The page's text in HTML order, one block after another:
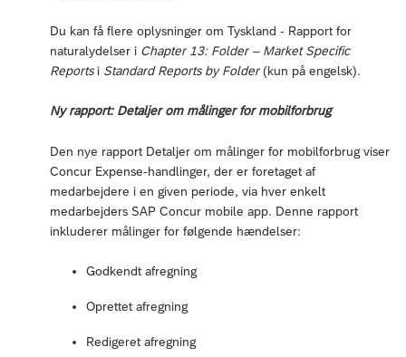
Du kan få flere oplysninger om Tyskland - Rapport for
naturalydelser i Chapter 13: Folder – Market Specific
Reportsi Standard Reports by Folder(kun på engelsk).
Ny rapport: Detaljer om målinger for mobilforbrug
Den nye rapport Detaljer om målinger for mobilforbrug viser
Concur Expense-handlinger, der er foretaget af
medarbejdere i en given periode, via hver enkelt
medarbejders SAP Concur mobile app. Denne rapport
inkluderer målinger for følgende hændelser:
Godkendt afregning
Oprettet afregning
Redigeret afregning